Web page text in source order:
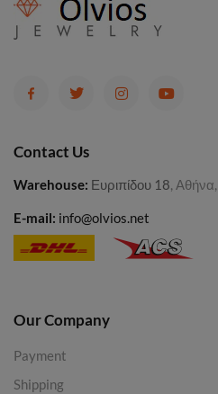
Contact Us
Warehouse: Ευριπίδου 18,
E-mail: info@olvios.net
Our Company
Payment
Shipping